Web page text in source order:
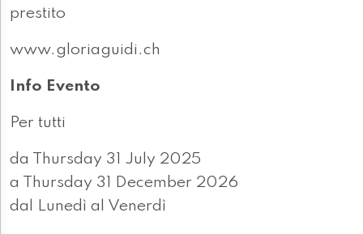
prestito
www.gloriaguidi.ch
Info Evento
Per tutti
da Thursday 31 July 2025
a Thursday 31 December 2026
dal Lunedì al Venerdì